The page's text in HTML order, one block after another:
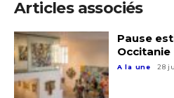
* Champ obligatoire
Articles associés
Pause
Occitanie
A la une 28